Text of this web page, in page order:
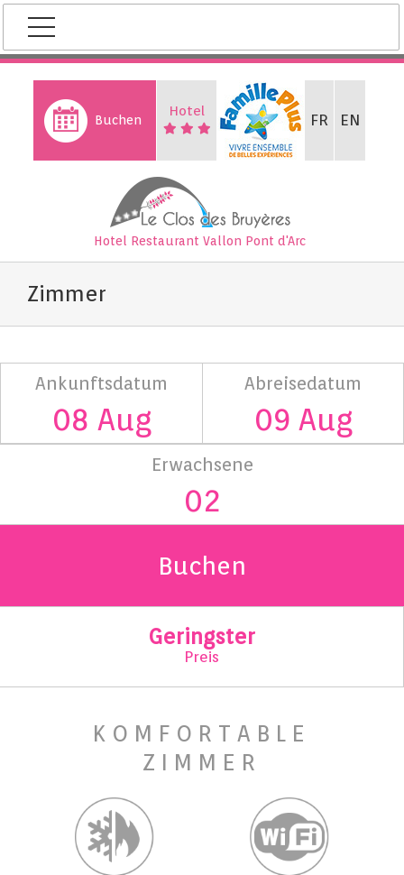
Skip
content
Buchen
Hotel FR EN
Hotel Restaurant Vallon Pont d'Arc
Zimmer
Ankunftsdatum Abreisedatum
Erwachsene
Buchen
Geringster
Preis
KOMFORTABLE
ZIMMER